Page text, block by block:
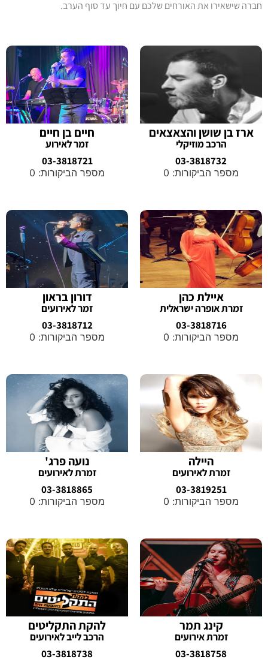
חברה שישאירו את האורחים שלכם עם חיוך עד סוף הערב.
ארז בן שושן והצאצאים
הרכב מוזיקלי
03-3818732
מספר הביקורות: 0
חיים בן חיים
זמר לאירוע
03-3818721
מספר הביקורות: 0
איילת כהן
זמרת אופרה ישראלית
03-3818716
מספר הביקורות: 0
דורון בראון
זמר לאירועים
03-3818712
מספר הביקורות: 0
היילה
זמרת לאירועים
03-3819251
מספר הביקורות: 0
נועה פרג'
זמרת לאירועים
03-3818865
מספר הביקורות: 0
קינג תמר
זמרת אירועים
03-3818758
להקת התקליטים
הרכב לייב לאירועים
03-3818738